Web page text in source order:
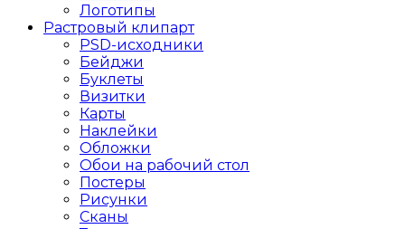
Логотипы
Растровый клипарт
PSD-исходники
Бейджи
Буклеты
Визитки
Карты
Наклейки
Обложки
Обои на рабочий стол
Постеры
Рисунки
Сканы